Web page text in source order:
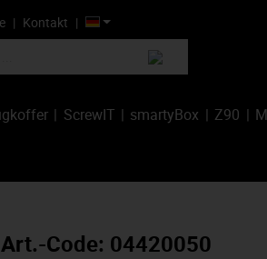
Kontakt
ScrewIT smartyBox Z90
Code: 04420050